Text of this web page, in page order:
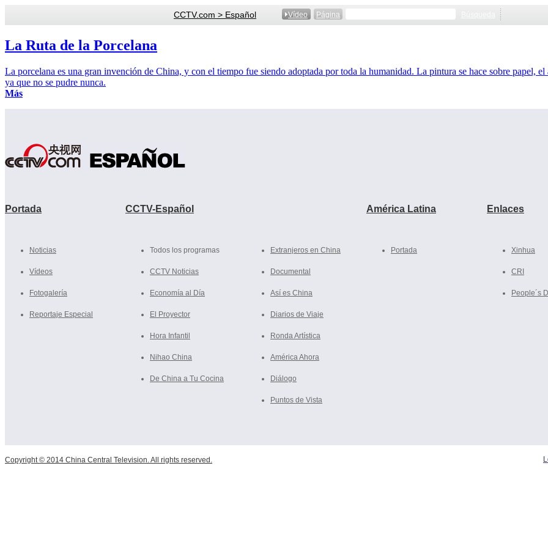
CCTV.com > Español Vídeo Página
La Ruta de la Porcelana
La porcelana es una gran invención de China, y con el tiempo fue siendo adoptada por toda la humanidad. La pintura se hace sobre papel,
ya que no se pudre nunca.
Más
Portada
Noticias
Vídeos
Fotogalería
Reportaje Especial
CCTV-Español
Todos los programas
CCTV Noticias
Economía al Día
El Proyector
Hora Infantil
Nihao China
De China a Tu Cocina
Extranjeros en China
Documental
Así es China
Diarios de Viaje
Ronda Artística
América Ahora
Diálogo
Puntos de Vista
América Latina
Portada
Enlaces
Xinhua
CRI
People´s
Copyright © 2014 China Central Television. All rights reserved.